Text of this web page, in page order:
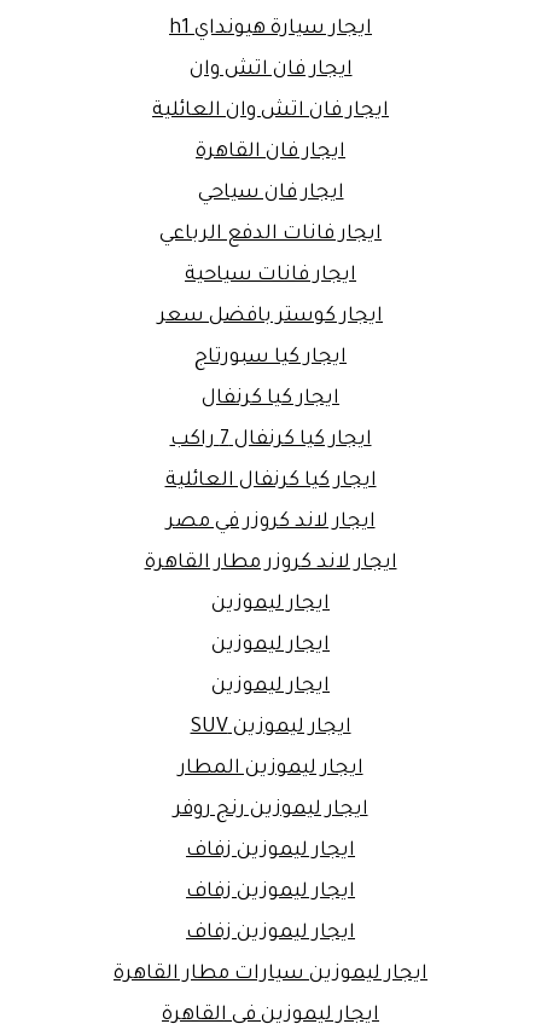
ايجار سيارة هيونداي h1
ايجار فان اتش وان
ايجار فان اتش وان العائلية
ايجار فان القاهرة
ايجار فان سياحي
ايجار فانات الدفع الرباعي
ايجار فانات سياحية
ايجار كوستر بافضل سعر
ايجار كيا سبورتاج
ايجار كيا كرنفال
ايجار كيا كرنفال 7 راكب
ايجار كيا كرنفال العائلية
ايجار لاند كروزر في مصر
ايجار لاند كروزر مطار القاهرة
ايجار ليموزين
ايجار ليموزين
ايجار ليموزين
ايجار ليموزين SUV
ايجار ليموزين المطار
ايجار ليموزين رنج روفر
ايجار ليموزين زفاف
ايجار ليموزين زفاف
ايجار ليموزين زفاف
ايجار ليموزين سيارات مطار القاهرة
ايجار ليموزين في القاهرة